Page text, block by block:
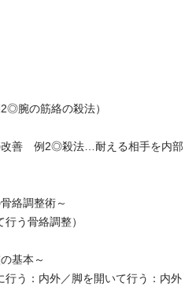
腕の筋絡の殺法）
善 例2◎殺法…耐える相手を内部
絡調整術～
う骨絡調整）
基本～
う：内外／脚を開いて行う：内外